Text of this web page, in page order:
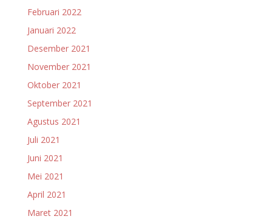
Februari 2022
Januari 2022
Desember 2021
November 2021
Oktober 2021
September 2021
Agustus 2021
Juli 2021
Juni 2021
Mei 2021
April 2021
Maret 2021